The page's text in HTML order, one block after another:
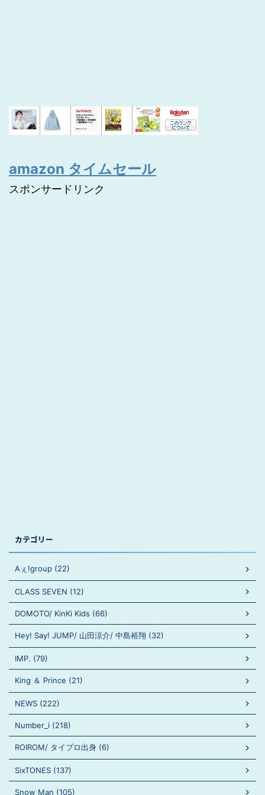
amazon タイムセール
スポンサードリンク
カテゴリー
Aぇ!group (22)
CLASS SEVEN (12)
DOMOTO/ KinKi Kids (66)
Hey! Say! JUMP/ 山田涼介/ 中島裕翔 (32)
IMP. (79)
King ＆ Prince (21)
NEWS (222)
Number_i (218)
ROIROM/ タイプロ出身 (6)
SixTONES (137)
Snow Man (105)